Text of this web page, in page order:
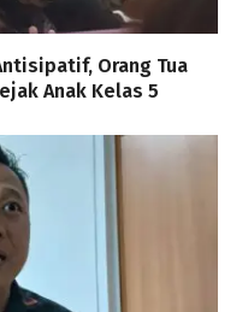
Orang Tua
Anak Kelas 5